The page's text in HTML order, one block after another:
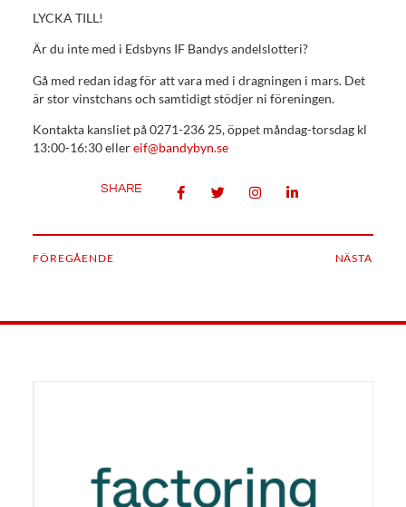
LYCKA TILL!
Är du inte med i Edsbyns IF Bandys andelslotteri?
Gå med redan idag för att vara med i dragningen i mars. Det
är stor vinstchans och samtidigt stödjer ni föreningen.
Kontakta kansliet på 0271-236 25, öppet måndag-torsdag kl
13:00-16:30 ellereif@bandybyn.se
SHARE
FÖREGÅENDE NÄSTA